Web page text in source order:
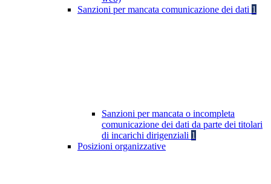
Sanzioni per mancata comunicazione dei dati 1
Sanzioni per mancata o incompleta
comunicazione dei dati da parte dei titolari
di incarichi dirigenziali 1
Posizioni organizzative